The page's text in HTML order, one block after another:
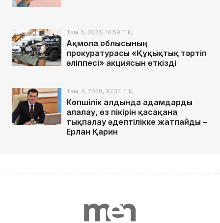
Там. 5, 2026, 10:59 Т.Қ.
Ақмола облысының
прокуратурасы «Құқықтық тәртіп
әліппесі» акциясын өткізді
Там. 4, 2026, 10:34 Т.Қ.
Көпшілік алдында адамдарды
алалау, өз пікірін қасақана
тықпалау әдептілікке жатпайды –
Ерлан Қарин